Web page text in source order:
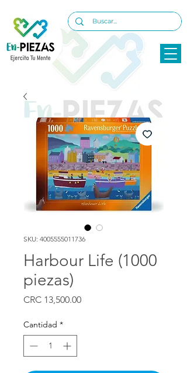
SKU: 4005555011736
Harbour Life (1000
piezas)
CRC 13,500.00Precio
Cantidad *